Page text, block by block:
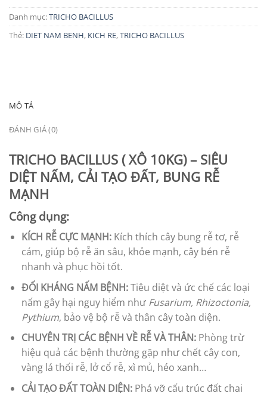
Danh mục:TRICHO BACILLUS
Thẻ: DIET NAM BENH, KICH RE,TRICHO BACILLUS
MÔ TẢ
ĐÁNH GIÁ (0)
TRICHO BACILLUS ( XÔ 10KG) – SIÊU
DIỆT NẤM, CẢI TẠO ĐẤT, BUNG RỄ
MẠNH
Công dụng:
KÍCH RỄ CỰC MẠNH:Kích thích cây bung rễ tơ, rễ
cám, giúp bộ rễ ăn sâu, khỏe mạnh, cây bén rễ
nhanh và phục hồi tốt.
ĐỐI KHÁNG NẤM BỆNH:Tiêu diệt và ức chế các loại
nấm gây hại nguy hiểm như Fusarium, Rhizoctonia,
Pythium, bảo vệ bộ rễ và thân cây toàn diện.
CHUYÊN TRỊ CÁC BỆNH VỀ RỄ VÀ THÂN:Phòng trừ
hiệu quả các bệnh thường gặp như chết cây con,
vàng lá thối rễ, lở cổ rễ, xì mủ, héo xanh…
CẢI TẠO ĐẤT TOÀN DIỆN:Phá vỡ cấu trúc đất chai